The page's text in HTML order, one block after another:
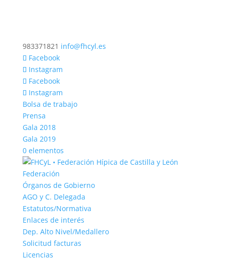
983371821 info@fhcyl.es
Facebook
Instagram
Facebook
Instagram
Bolsa de trabajo
Prensa
Gala 2018
Gala 2019
0 elementos
Federación
Órganos de Gobierno
AGO y C. Delegada
Estatutos/Normativa
Enlaces de interés
Dep. Alto Nivel/Medallero
Solicitud facturas
Licencias